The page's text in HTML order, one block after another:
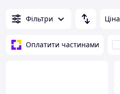
Фільтри Ціна
Оплатити частинами